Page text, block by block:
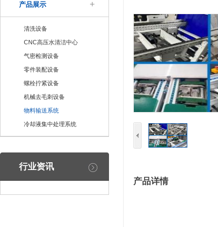
产品展示
清洗设备
CNC高压水清洁中心
气密检测设备
零件装配设备
螺栓拧紧设备
机械去毛刺设备
物料输送系统
冷却液集中处理系统
行业资讯
产品详情